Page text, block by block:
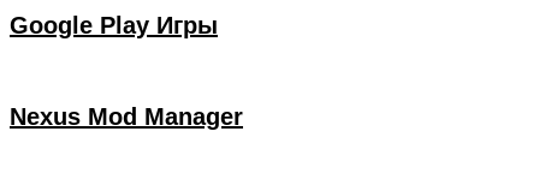
Google Play Игры
Nexus Mod Manager